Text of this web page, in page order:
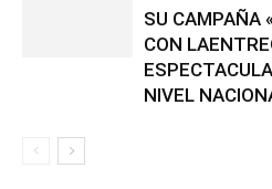
SU CAMPAÑA
CON
NIVEL